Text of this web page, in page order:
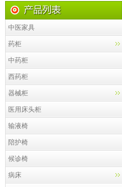
中医家具
药柜
中药柜
西药柜
器械柜
医用床头柜
输液椅
陪护椅
候诊椅
病床